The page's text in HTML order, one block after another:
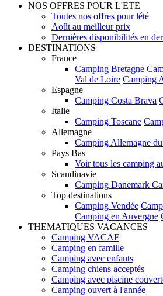
NOS OFFRES POUR L'ETE
Toutes nos offres pour lété
Août au meilleur prix
Dernières disponibilités en
DESTINATIONS
France
Camping Bretagne
Val de Loire Camping
Espagne
Camping Costa Brava
Italie
Camping Toscane
Allemagne
Camping Allemagne
Pays Bas
Voir tous les camping
Scandinavie
Camping Danemark
Top destinations
Camping Vendée
Camping en Auvergne
THEMATIQUES VACANCES
Camping VACAF
Camping en famille
Camping avec enfants
Camping chiens acceptés
Camping avec piscine
Camping ouvert à l'année